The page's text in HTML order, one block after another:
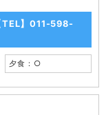
TEL】011-598-
夕食：○